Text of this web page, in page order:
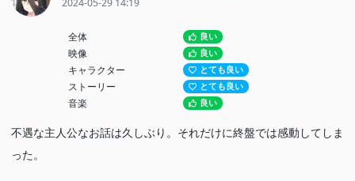
全体 良い
映像 良い
キャラクター とても良い
ストーリー とても良い
音楽 良い
不遇な主人公なお話は久しぶり。それだけに終盤では感動してしま
った。